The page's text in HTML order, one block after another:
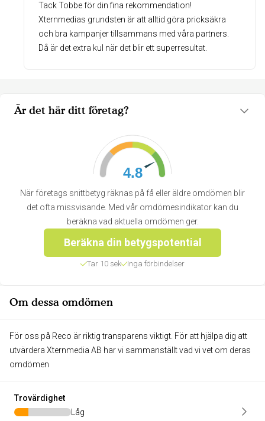
Är det här ditt företag?
4.8
När företags snittbetyg räknas på få eller äldre omdömen blir
det ofta missvisande. Med vår omdömesindikator kan du
beräkna vad aktuella omdömen ger.
Beräkna din betygspotential
Tar 10 sek Inga förbindelser
Om dessa omdömen
För oss på Reco är riktig transparens viktigt. För att hjälpa dig att
utvärdera Xternmedia AB har vi sammanställt vad vi vet om deras
omdömen
Trovärdighet
Låg
Tack Tobbe för din fina rekommendation!
Xternmedias grundsten är att alltid göra pricksäkra
och bra kampanjer tillsammans med våra partners.